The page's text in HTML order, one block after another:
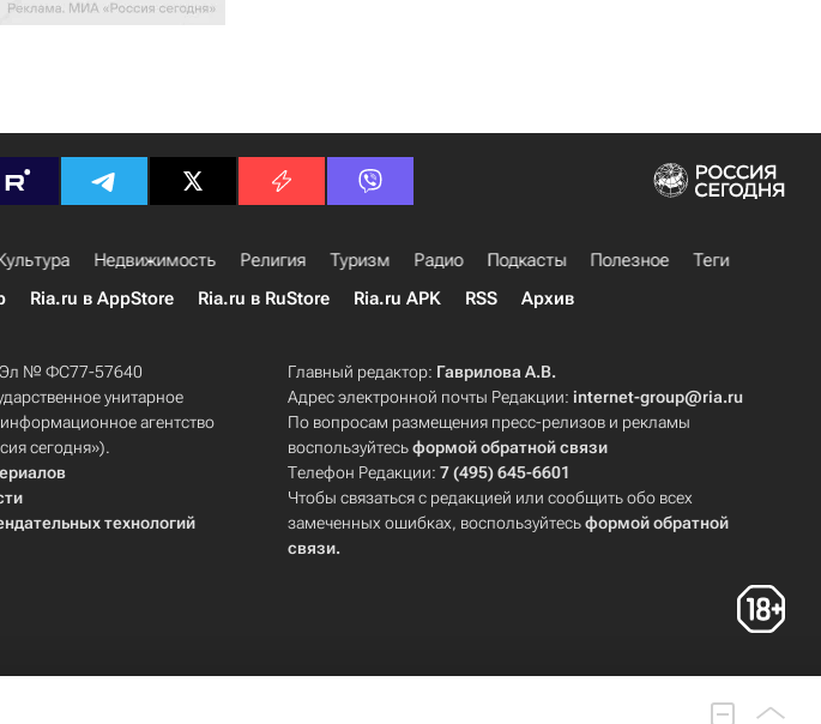
Недвижимость Религия Туризм Радио Подкасты Полезное
Теги
Ria.ru в AppStore Ria.ru в RuStore Ria.ru APK RSS Архив
Эл № ФС77-57640
унитарное
агентство
сегодня»).
технологий
Главный редактор: Гаврилова А.В.
Адрес электронной почты Редакции:internet-group@ria.ru
По вопросам размещения пресс-релизов и рекламы
воспользуйтесьформой обратной связи
Телефон Редакции:7 (495) 645-6601
Чтобы связаться с редакцией или сообщить обо всех
замеченных ошибках, воспользуйтесьформой обратной
связи.